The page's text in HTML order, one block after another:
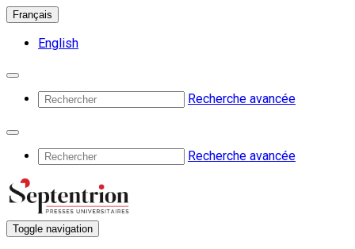
Français
English
Recherche avancée
Recherche avancée
Toggle navigation